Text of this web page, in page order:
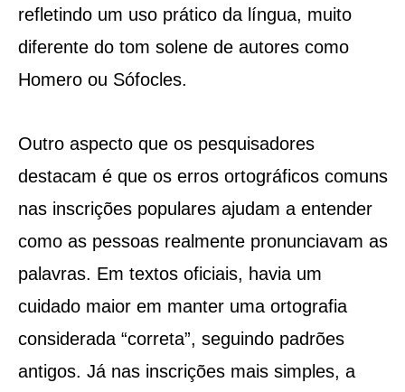
refletindo um uso prático da língua, muito
diferente do tom solene de autores como
Homero ou Sófocles.
Outro aspecto que os pesquisadores
destacam é que os erros ortográficos comuns
nas inscrições populares ajudam a entender
como as pessoas realmente pronunciavam as
palavras. Em textos oficiais, havia um
cuidado maior em manter uma ortografia
considerada “correta”, seguindo padrões
antigos. Já nas inscrições mais simples, a